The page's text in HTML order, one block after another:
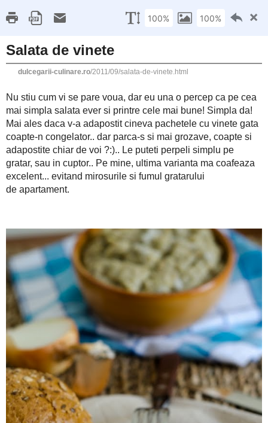
Dulcegarii culinare
5 SEPTEMBRIE 2011
Salata de vinete
Nu stiu cum vi se pare voua, dar eu una o percep ca pe cea
bune! Simpla da! Mai ales daca v-a adapostit cineva
dar parca-s si mai grozave, coapte si adapostite chiar de voi
This site uses cookies from Google to deliver